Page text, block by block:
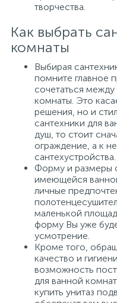
творчества.
Как выбрать
комнаты
Выбирая
помните главное
сочетаться
комнаты. Это
решения, но и
сантехники для
душ, то стоит
ограждение, а к
сантехустройства.
Форму и размеры
имеющейся
личные
маленькой
форму Вы уже
усмотрение.
Кроме того,
качество и
возможность
для ванной
купить унитаз